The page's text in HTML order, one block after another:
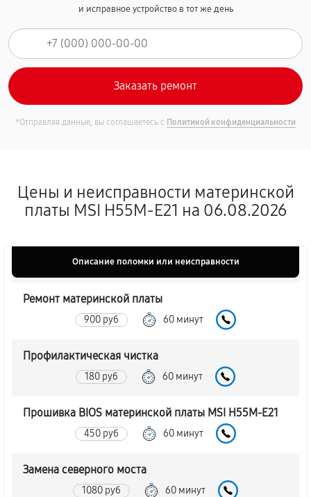
и исправное устройство в тот же день
*Отправляя данные, вы соглашаетесь с Политикой конфиденциальности
Цены и неисправности материнской
платы MSI H55M-E21 на 06.08.2026
Описание поломки или неисправности
Ремонт материнской платы
900 руб 60 минут
Профилактическая чистка
180 руб 60 минут
Прошивка BIOS материнской платы MSI H55M-E21
450 руб 60 минут
Замена северного моста
1080 руб 60 минут